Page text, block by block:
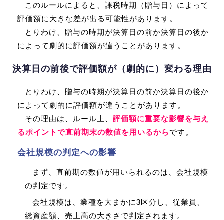
このルールによると、課税時期（贈与日）によって
評価額に大きな差が出る可能性があります。
とりわけ、贈与の時期が決算日の前か決算日の後か
によって劇的に評価額が違うことがあります。
決算日の前後で評価額が（劇的に）変わる理由
とりわけ、贈与の時期が決算日の前か決算日の後か
によって劇的に評価額が違うことがあります。
その理由は、ルール上、 評価額に重要な影響を与え
るポイントで直前期末の数値を用いるからです。
会社規模の判定への影響
まず、直前期の数値が用いられるのは、会社規模
の判定です。
会社規模は、業種を大まかに3区分し、従業員、
総資産額、売上高の大きさで判定されます。